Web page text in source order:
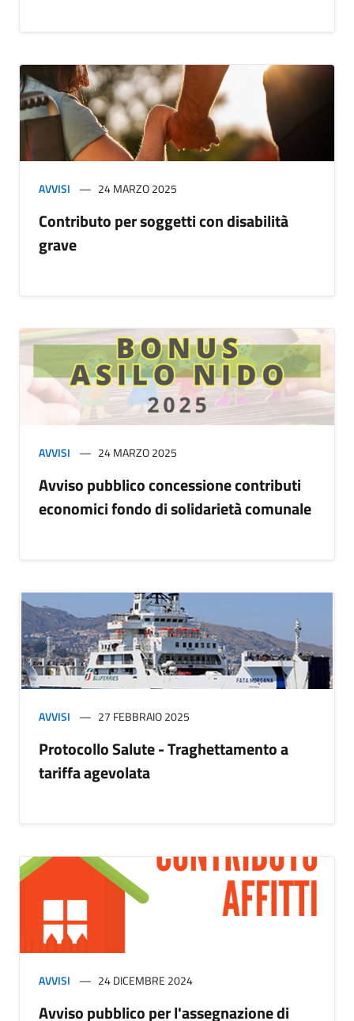
AVVISI 24 MARZO 2025
Contributo per soggetti con disabilità
grave
AVVISI 24 MARZO 2025
Avviso pubblico concessione contributi
economici fondo di solidarietà comunale
AVVISI 27 FEBBRAIO 2025
Protocollo Salute - Traghettamento a
tariffa agevolata
AVVISI 24 DICEMBRE 2024
Avviso pubblico per l'assegnazione di